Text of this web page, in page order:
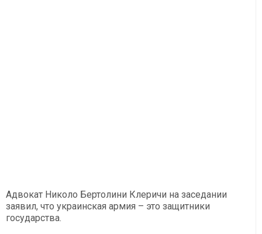
Адвокат Николо Бертолини Клеричи на заседании
заявил, что украинская армия – это защитники
государства.